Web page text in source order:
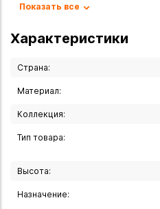
Техника создания:
Ручная работа мастеров
Тщательная проработка
Характерная для бренда
Художественные достоинства
Изящный образ мечтающей
Тонкая проработка черт лица
Показать все
Характеристики
Страна:
Материал:
Коллекция:
Тип товара:
Высота:
Назначение: